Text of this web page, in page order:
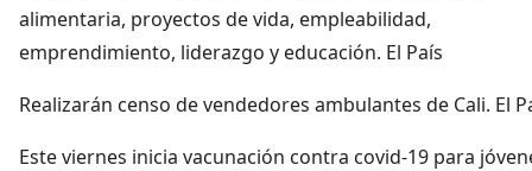
alimentaria, proyectos de vida, empleabilidad,
emprendimiento, liderazgo y educación. El País
Realizarán censo de vendedores ambulantes de Cali. El
Este viernes inicia vacunación contra covid-19 para